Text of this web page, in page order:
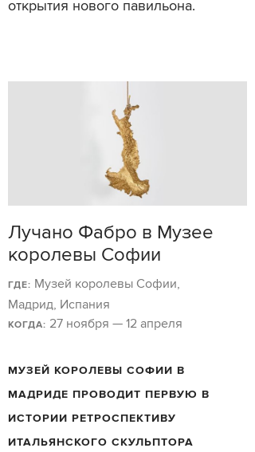
открытия нового павильона.
Лучано Фабро в Музее
королевы Софии
ГДЕ: Музей королевы Софии,
Мадрид, Испания
КОГДА: 27 ноября — 12 апреля
МУЗЕЙ КОРОЛЕВЫ СОФИИ В
МАДРИДЕ ПРОВОДИТ ПЕРВУЮ В
ИСТОРИИ РЕТРОСПЕКТИВУ
ИТАЛЬЯНСКОГО СКУЛЬПТОРА